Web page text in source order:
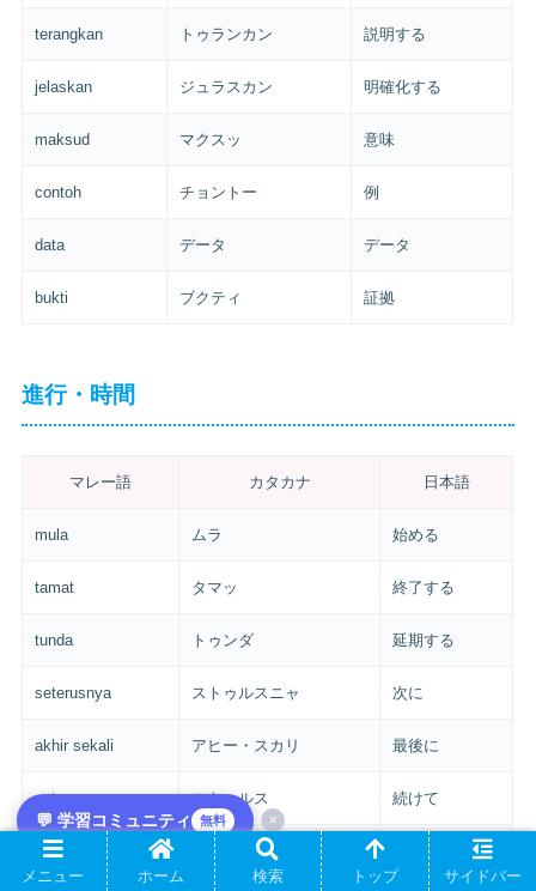
terangkan トゥランカン 説明する
jelaskan ジュラスカン 明確化する
maksud マクスッ 意味
contoh チョントー 例
data データ データ
bukti ブクティ 証拠
進行・時間
マレー語 カタカナ 日本語
mula ムラ 始める
tamat タマッ 終了する
tunda トゥンダ 延期する
seterusnya ストゥルスニャ 次に
akhir sekali アヒー・スカリ 最後に
seterus ストゥルス 続けて
masa マサ
💬 学習コミュニティ 無料 ×
メニュー ホーム 検索 トップ サイドバー